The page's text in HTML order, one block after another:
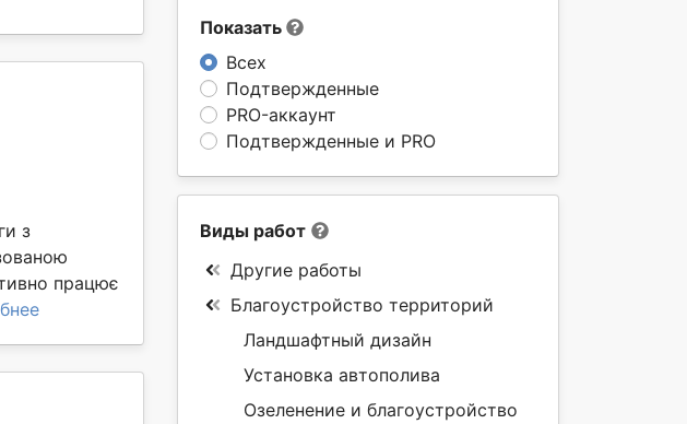
Показать
Всех
Подтвержденные
PRO-аккаунт
Подтвержденные и PRO
з
працює
Виды работ
Другие работы
Благоустройство территорий
Ландшафтный дизайн
Установка автополива
Озеленение и благоустройство